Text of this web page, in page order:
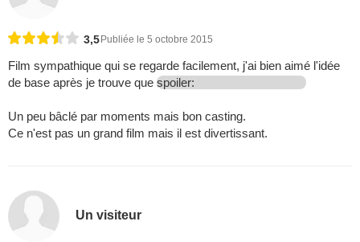
3,5 Publiée le 5 octobre 2015
Film sympathique qui se regarde facilement, j'ai bien aimé l'idée
de base après je trouve que spoiler:
Un peu bâclé par moments mais bon casting.
Ce n'est pas un grand film mais il est divertissant.
Un visiteur